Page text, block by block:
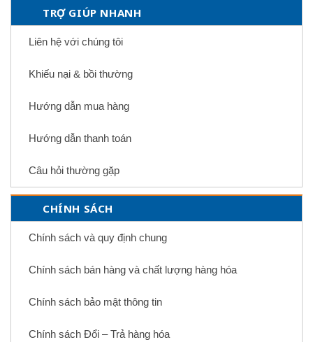
TRỢ GIÚP NHANH
Liên hệ với chúng tôi
Khiếu nại & bồi thường
Hướng dẫn mua hàng
Hướng dẫn thanh toán
Câu hỏi thường gặp
CHÍNH SÁCH
Chính sách và quy định chung
Chính sách bán hàng và chất lượng hàng hóa
Chính sách bảo mật thông tin
Chính sách Đổi – Trả hàng hóa